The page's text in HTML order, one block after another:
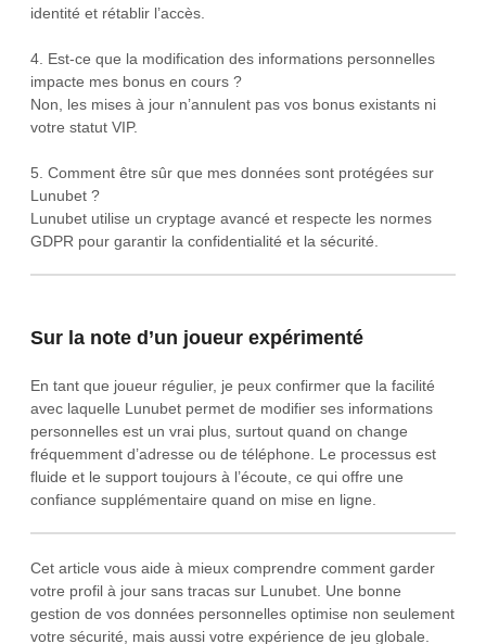
identité et rétablir l’accès.
4. Est-ce que la modification des informations personnelles
impacte mes bonus en cours ?
Non, les mises à jour n’annulent pas vos bonus existants ni
votre statut VIP.
5. Comment être sûr que mes données sont protégées sur
Lunubet ?
Lunubet utilise un cryptage avancé et respecte les normes
GDPR pour garantir la confidentialité et la sécurité.
Sur la note d’un joueur expérimenté
En tant que joueur régulier, je peux confirmer que la facilité
avec laquelle Lunubet permet de modifier ses informations
personnelles est un vrai plus, surtout quand on change
fréquemment d’adresse ou de téléphone. Le processus est
fluide et le support toujours à l’écoute, ce qui offre une
confiance supplémentaire quand on mise en ligne.
Cet article vous aide à mieux comprendre comment garder
votre profil à jour sans tracas sur Lunubet. Une bonne
gestion de vos données personnelles optimise non seulement
votre sécurité, mais aussi votre expérience de jeu globale.